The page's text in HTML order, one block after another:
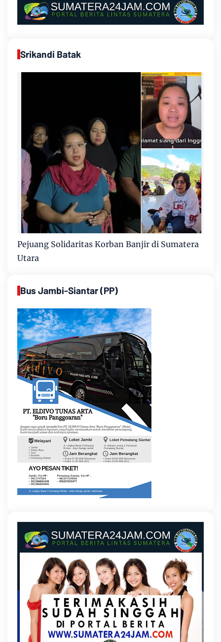
Srikandi Batak
Pejuang Solidaritas Korban Banjir di Sumatera
Utara
Bus Jambi-Siantar (PP)